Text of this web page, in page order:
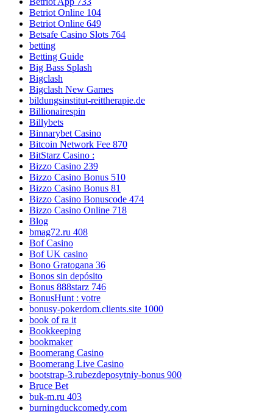
Betriot Online 104
Betriot Online 649
Betsafe Casino Slots 764
betting
Betting Guide
Big Bass Splash
Bigclash
Bigclash New Games
bildungsinstitut-reittherapie.de
Billionairespin
Billybets
Binnarybet Casino
Bitcoin Network Fee 870
BitStarz Casino :
Bizzo Casino 239
Bizzo Casino Bonus 510
Bizzo Casino Bonus 81
Bizzo Casino Bonuscode 474
Bizzo Casino Online 718
Blog
bmag72.ru 408
Bof Casino
Bof UK casino
Bono Gratogana 36
Bonos sin depósito
Bonus 888starz 746
BonusHunt : votre
bonusy-pokerdom.clients.site 1000
book of ra it
Bookkeeping
bookmaker
Boomerang Casino
Boomerang Live Casino
bootstrap-3.rubezdeposytniy-bonus 900
Bruce Bet
buk-m.ru 403
burningduckcomedy.com